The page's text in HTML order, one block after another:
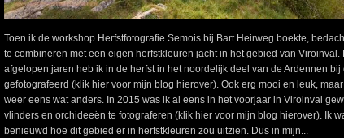
Toen ik de workshop Herfstfotografie Semois bij Bart Heirweg boekte,
te combineren met een eigen herfstkleuren jacht in het gebied van Viroinval.
afgelopen jaren heb ik in de herfst in het noordelijk deel van de Ardennen bij
gefotografeerd (klik hier voor mijn blog hierover). Ook erg mooi en leuk,
weer eens wat anders. In 2015 was ik al eens in het voorjaar in Viroinval
vlinders en orchideeën te fotograferen (klik hier voor mijn blog hierover). Ik
benieuwd hoe dit gebied er in herfstkleuren zou uitzien. Dus in mijn...